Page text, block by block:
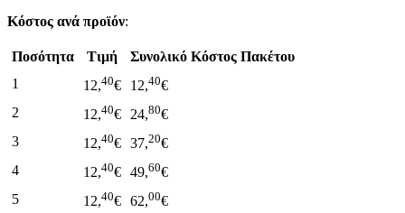
Κόστος ανά προϊόν:
Ποσότητα Τιμή
Συνολικό Κόστος Πακέτου
1
12,40€ 12,40€
2
12,40€ 24,80€
3
12,40€ 37,20€
4
12,40€ 49,60€
5
12,40€ 62,00€